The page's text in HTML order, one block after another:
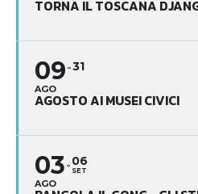
TORNA IL TOSCANA
09
AGO
31
AGOSTO AI MUSEI CIVICI
03
AGO
06
SET